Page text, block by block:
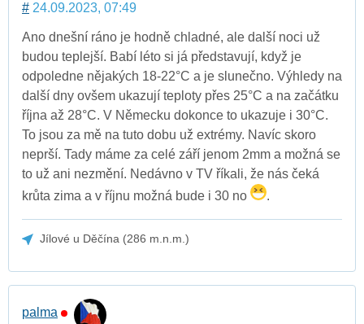
# 24.09.2023, 07:49
Ano dnešní ráno je hodně chladné, ale další noci už
budou teplejší. Babí léto si já představují, když je
odpoledne nějakých 18-22°C a je slunečno. Výhledy na
další dny ovšem ukazují teploty přes 25°C a na začátku
října až 28°C. V Německu dokonce to ukazuje i 30°C.
To jsou za mě na tuto dobu už extrémy. Navíc skoro
neprší. Tady máme za celé září jenom 2mm a možná se
to už ani nezmění. Nedávno v TV říkali, že nás čeká
krůta zima a v říjnu možná bude i 30 no
.
Jílové u Děčína (286 m.n.m.)
palma